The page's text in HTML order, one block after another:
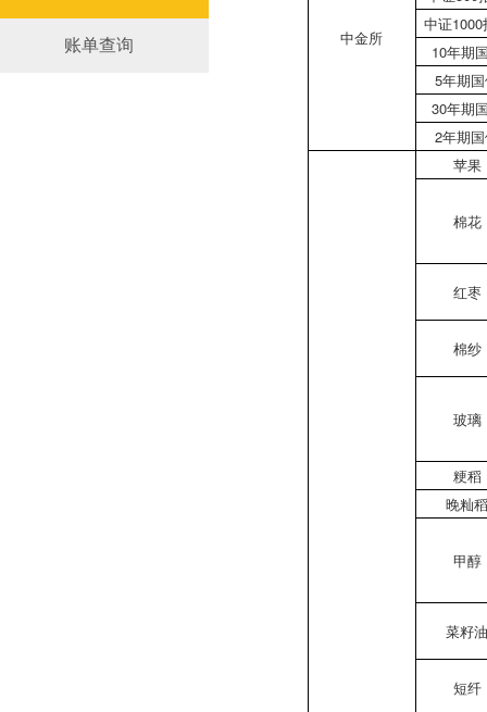
账单查询 中金所
中证1000
10年期
5年期
30年期
2年期
苹果
棉花
红枣
棉纱
玻璃
粳稻
晚籼
甲醇
菜籽
短纤